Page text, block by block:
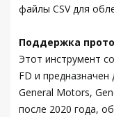
файлы CSV для
Поддержка
Этот инструмент
FD и
General Motors,
после 2020 года,